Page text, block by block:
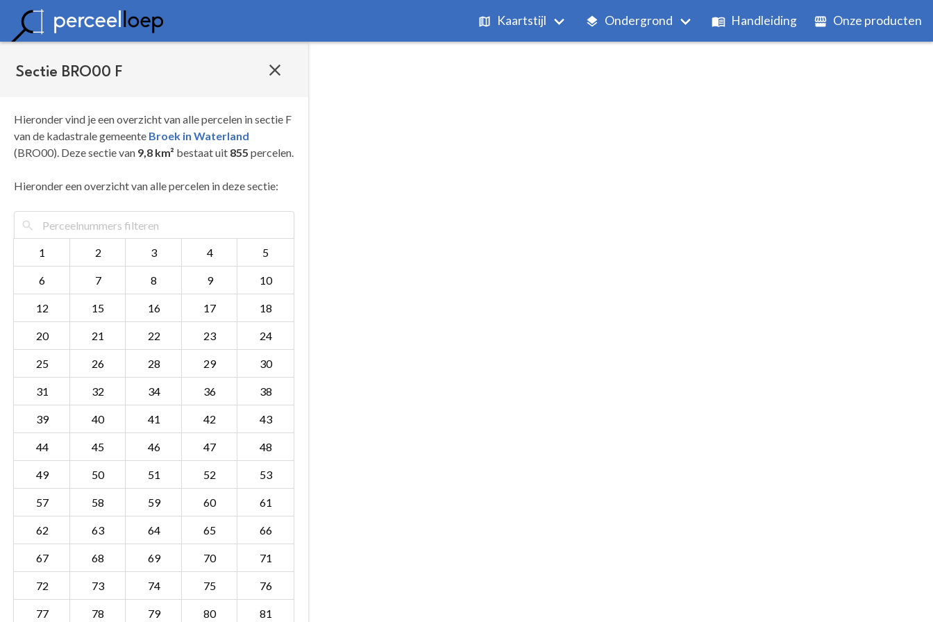
Kaartstijl Ondergrond Handleiding Onze producten
Sectie BRO00 F
Hieronder vind je een overzicht van alle percelen in sectie F
van de kadastrale gemeente Broek in Waterland
(BRO00). Deze sectie van 9,8 km² bestaat uit 855 percelen.
Hieronder een overzicht van alle percelen in deze sectie:
1 2 3 4 5
6 7 8 9 10
12 15 16 17 18
20 21 22 23 24
25 26 28 29 30
31 32 34 36 38
39 40 41 42 43
44 45 46 47 48
49 50 51 52 53
57 58 59 60 61
62 63 64 65 66
67 68 69 70 71
72 73 74 75 76
77 78 79 80 81